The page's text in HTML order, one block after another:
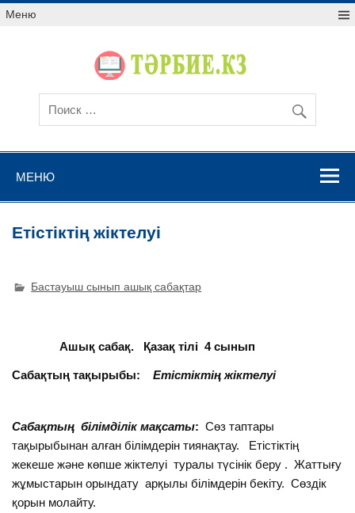
Меню
МЕНЮ
Етістіктің жіктелуі
Бастауыш сынып ашық сабақтар
Ашық сабақ. Қазақ тілі 4 сынып
Сабақтың тақырыбы:Етістіктің жіктелуі
Сабақтың білімділік мақсаты:Сөз таптары
тақырыбынан алған білімдерін тиянақтау. Етістіктің
жекеше және көпше жіктелуі туралы түсінік беру . Жаттығу
жұмыстарын орындату арқылы білімдерін бекіту. Сөздік
қорын молайту.